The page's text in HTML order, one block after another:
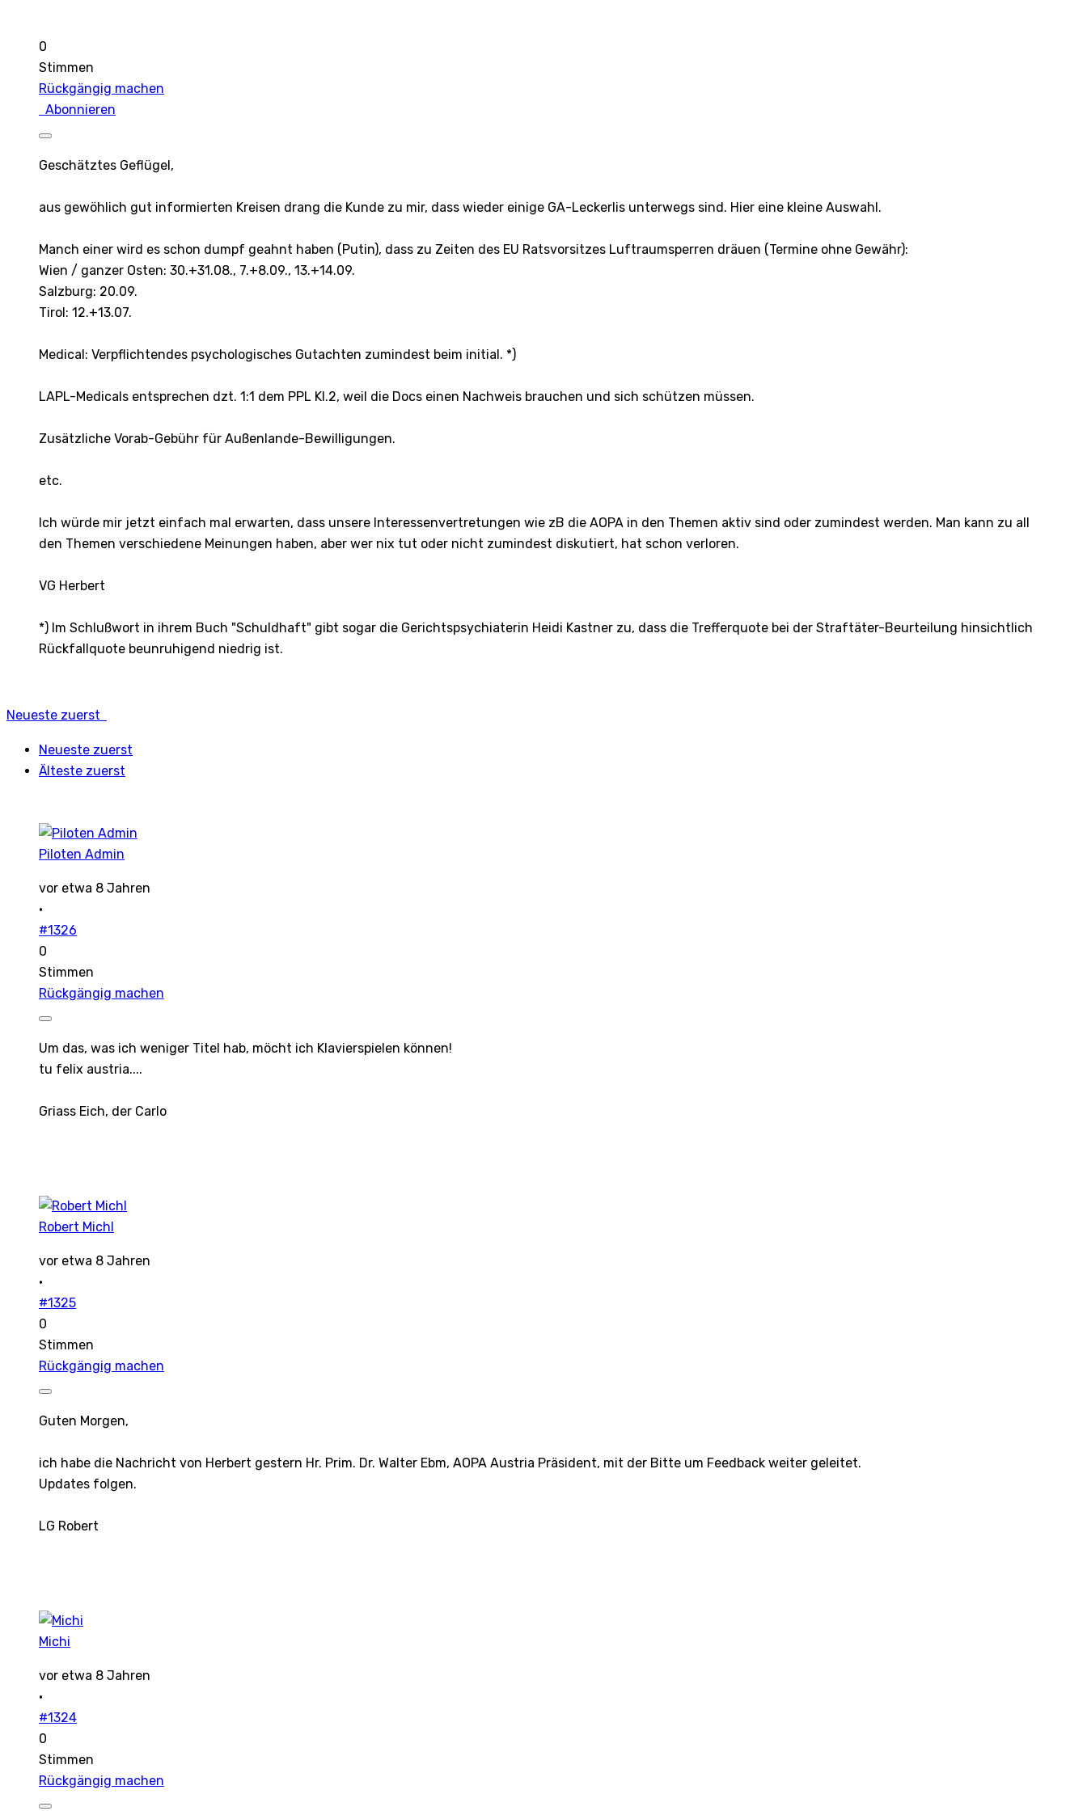
0
Stimmen
Rückgängig machen
Abonnieren
Geschätztes Geflügel,
aus gewöhlich gut informierten Kreisen drang die Kunde zu mir, dass wieder einige GA-Leckerlis unterwegs sind. Hier eine kleine Auswahl.
Manch einer wird es schon dumpf geahnt haben (Putin), dass zu Zeiten des EU Ratsvorsitzes Luftraumsperren dräuen (Termine ohne Gewähr):
Wien / ganzer Osten: 30.+31.08., 7.+8.09., 13.+14.09.
Salzburg: 20.09.
Tirol: 12.+13.07.
Medical: Verpflichtendes psychologisches Gutachten zumindest beim initial. *)
LAPL-Medicals entsprechen dzt. 1:1 dem PPL Kl.2, weil die Docs einen Nachweis brauchen und sich schützen müssen.
Zusätzliche Vorab-Gebühr für Außenlande-Bewilligungen.
etc.
Ich würde mir jetzt einfach mal erwarten, dass unsere Interessenvertretungen wie zB die AOPA in den Themen aktiv sind oder zumindest werden. Man kann zu all
den Themen verschiedene Meinungen haben, aber wer nix tut oder nicht zumindest diskutiert, hat schon verloren.
VG Herbert
*) Im Schlußwort in ihrem Buch "Schuldhaft" gibt sogar die Gerichtspsychiaterin Heidi Kastner zu, dass die Trefferquote bei der Straftäter-Beurteilung hinsichtlich
Rückfallquote beunruhigend niedrig ist.
Neueste zuerst
Neueste zuerst
Älteste zuerst
Piloten Admin
vor etwa 8 Jahren
·
#1326
0
Stimmen
Rückgängig machen
Um das, was ich weniger Titel hab, möcht ich Klavierspielen können!
tu felix austria....
Griass Eich, der Carlo
Robert Michl
vor etwa 8 Jahren
·
#1325
0
Stimmen
Rückgängig machen
Guten Morgen,
ich habe die Nachricht von Herbert gestern Hr. Prim. Dr. Walter Ebm, AOPA Austria Präsident, mit der Bitte um Feedback weiter geleitet.
Updates folgen.
LG Robert
Michi
vor etwa 8 Jahren
·
#1324
0
Stimmen
Rückgängig machen